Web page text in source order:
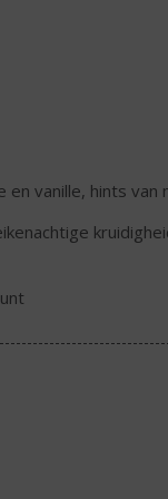
vanille, hints van